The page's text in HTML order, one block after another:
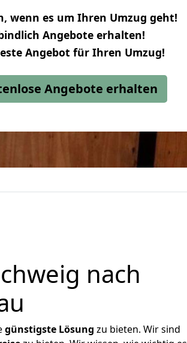
wenn es um Ihren Umzug geht!
Angebote erhalten!
Angebot für Ihren Umzug!
Angebote erhalten
nach
günstigste Lösung zu bieten. Wir sind